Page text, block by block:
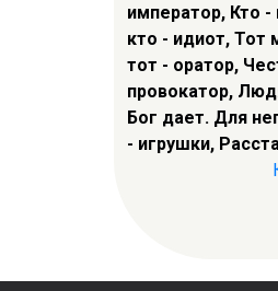
император, Кто
кто - идиот, Тот
тот - оратор,
провокатор,
Бог дает. Для
- игрушки,